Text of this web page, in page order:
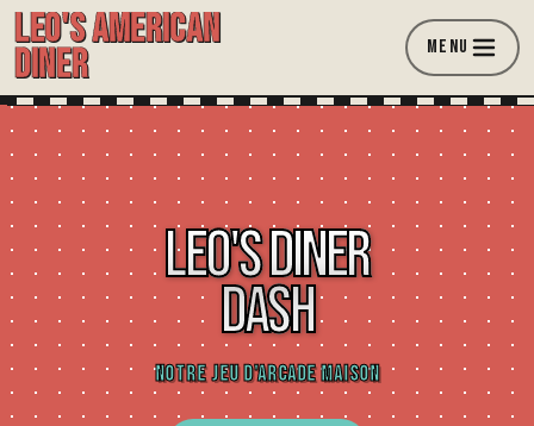
LEO'S AMERICAN
DINER MENU
LEO'S DINER
DASH
NOTRE JEU D'ARCADE MAISON